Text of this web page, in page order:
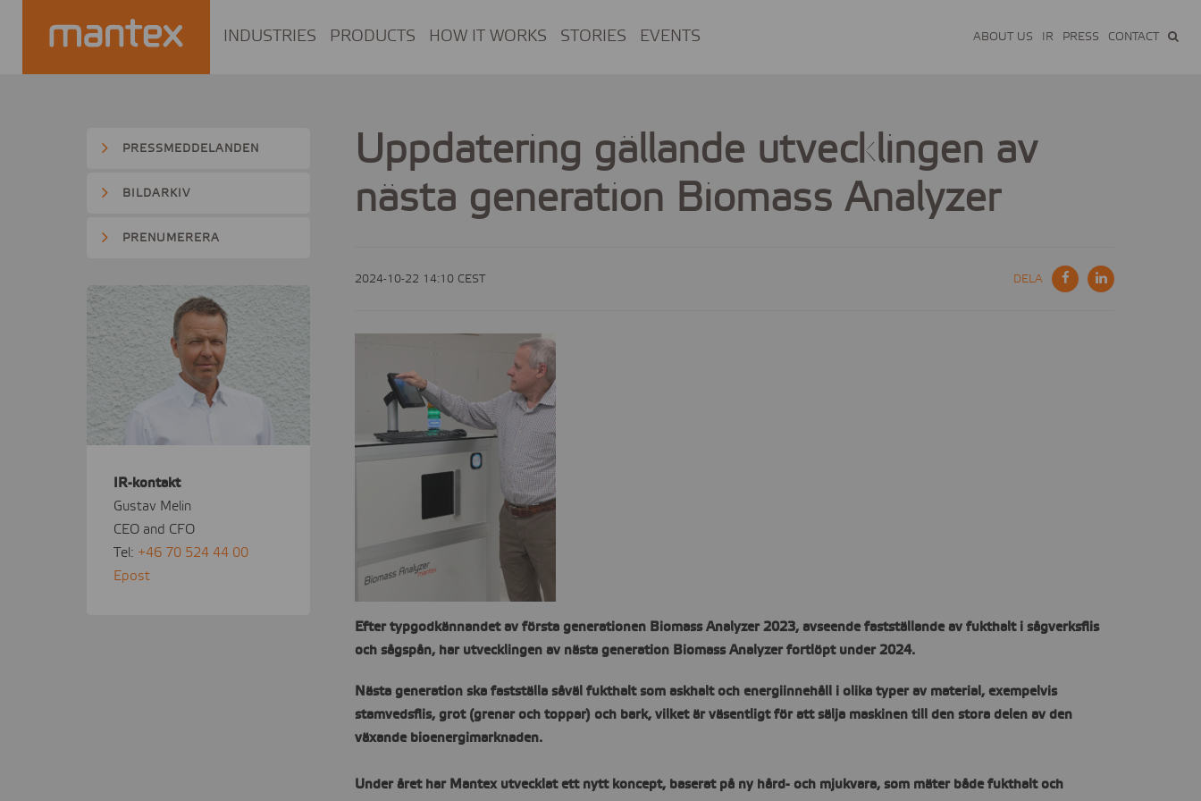
INDUSTRIES PRODUCTS HOW IT WORKS STORIES EVENTS ABOUT US IR PRESS CONTACT
Uppdatering gällande utvecklingen av
nästa generation Biomass Analyzer
2024-10-22 14:10 CEST DELA
Efter typgodkännandet av första generationen Biomass Analyzer 2023, avseende fastställande av fukthalt i sågverksflis
och sågspån, har utvecklingen av nästa generation Biomass Analyzer fortlöpt under 2024.
Nästa generation ska fastställa såväl fukthalt som askhalt och energiinnehåll i olika typer av material, exempelvis
stamvedsflis, grot (grenar och toppar) och bark, vilket är väsentligt för att sälja maskinen till den stora delen av den
växande bioenergimarknaden.
Under året har Mantex utvecklat ett nytt koncept, baserat på ny hård- och mjukvara, som mäter både fukthalt och
PRESSMEDDELANDEN
BILDARKIV
PRENUMERERA
IR-kontakt
Gustav Melin
CEO and CFO
Tel: +46 70 524 44 00
Epost